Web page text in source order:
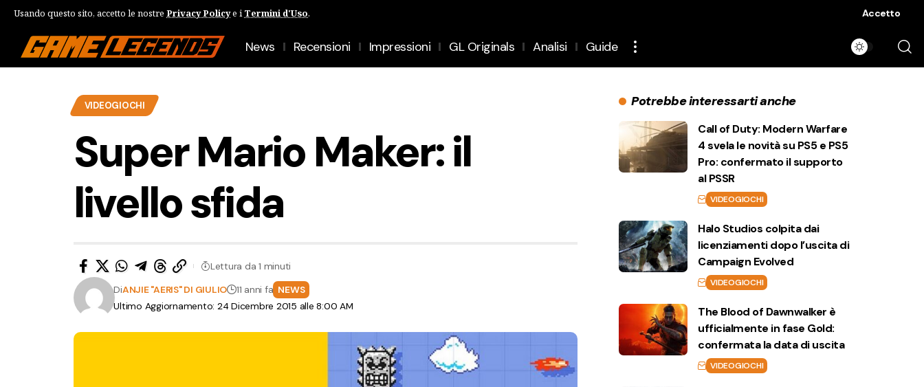
Usando questo sito, accetto le nostre Privacy Policye i Termini d'Uso. Accetto
News Recensioni Impressioni GL Originals Analisi Guide
VIDEOGIOCHI
Super Mario Maker: il
livello sfida
Ultimo Aggiornamento: 24 Dicembre 2015 alle 8:00 AM
DiANJIE "AERIS" DI GIULIO 11 anni fa NEWS
Lettura da 1 minuti
Potrebbe interessarti anche
Call of Duty: Modern Warfare
4 svela le novità su PS5 e PS5
Pro: confermato il supporto
al PSSR
VIDEOGIOCHI
Halo Studios colpita dai
licenziamenti dopo l’uscita di
Campaign Evolved
VIDEOGIOCHI
The Blood of Dawnwalker è
ufficialmente in fase Gold:
confermata la data di uscita
VIDEOGIOCHI